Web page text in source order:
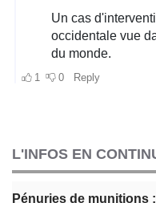
L'INFOS EN
Pénuries de munitions